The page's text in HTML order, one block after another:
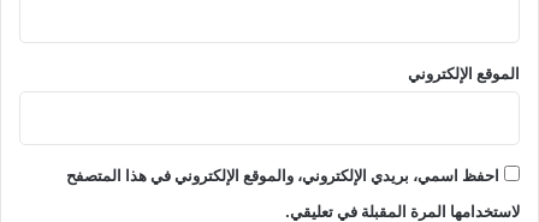
الموقع الإلكتروني
احفظ اسمي، بريدي الإلكتروني، والموقع الإلكتروني في هذا المتصفح
لاستخدامها المرة المقبلة في تعليقي.